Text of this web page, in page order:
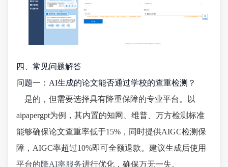
四、常见问题解答
问题一：AI生成的论文能否通过学校的查重检测？
是的，但需要选择具有降重保障的专业平台。以
aipapergpt为例，其内置的知网、维普、万方检测标准
能够确保论文查重率低于15%，同时提供AIGC检测保
障，AIGC率超过10%即可全额退款。建议生成后使用
平台的降AI率服务进行优化，确保万无一失。